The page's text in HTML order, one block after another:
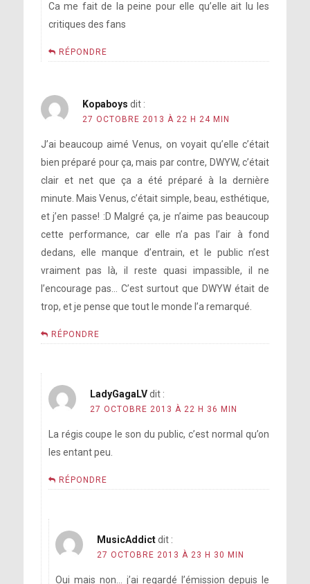
Ca me fait de la peine pour elle qu’elle ait lu les
critiques des fans
RÉPONDRE
Kopaboys dit :
27 OCTOBRE 2013 À 22 H 24 MIN
J’ai beaucoup aimé Venus, on voyait qu’elle c’était
bien préparé pour ça, mais par contre, DWYW, c’était
clair et net que ça a été préparé à la dernière
minute. Mais Venus, c’était simple, beau, esthétique,
et j’en passe! :D Malgré ça, je n’aime pas beaucoup
cette performance, car elle n’a pas l’air à fond
dedans, elle manque d’entrain, et le public n’est
vraiment pas là, il reste quasi impassible, il ne
l’encourage pas… C’est surtout que DWYW était de
trop, et je pense que tout le monde l’a remarqué.
RÉPONDRE
LadyGagaLV dit :
27 OCTOBRE 2013 À 22 H 36 MIN
La régis coupe le son du public, c’est normal qu’on
les entant peu.
RÉPONDRE
MusicAddictdit :
27 OCTOBRE 2013 À 23 H 30 MIN
Oui mais non… j’ai regardé l’émission depuis le